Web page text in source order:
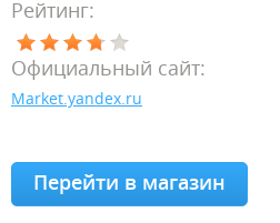
Рейтинг:
Официальный сайт:
Market.yandex.ru
Перейти в магазин